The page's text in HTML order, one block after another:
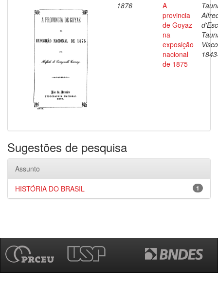
1876
A
provincia
de Goyaz
na
exposição
nacional
de 1875
Sugestões de pesquisa
Assunto
1
HISTÓRIA DO BRASIL